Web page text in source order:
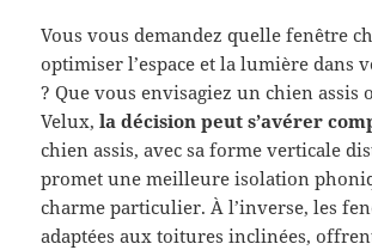
Vous vous demandez quelle fenêtre
optimiser l’espace et la lumière dans
? Que vous envisagiez un chien assis
Velux,la décision peut s’avérer
chien assis, avec sa forme verticale
promet une meilleure isolation
charme particulier. À l’inverse, les
adaptées aux toitures inclinées,